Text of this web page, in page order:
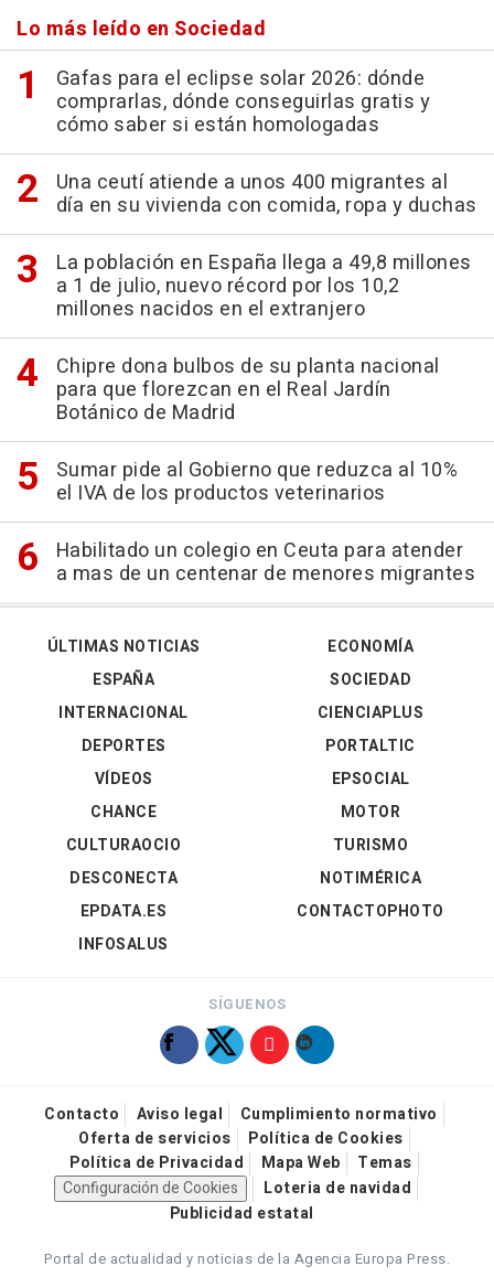
Lo más leído en Sociedad
Gafas para el eclipse solar 2026: dónde
comprarlas, dónde conseguirlas gratis y
cómo saber si están homologadas
Una ceutí atiende a unos 400 migrantes al
día en su vivienda con comida, ropa y duchas
La población en España llega a 49,8 millones
a 1 de julio, nuevo récord por los 10,2
millones nacidos en el extranjero
Chipre dona bulbos de su planta nacional
para que florezcan en el Real Jardín
Botánico de Madrid
Sumar pide al Gobierno que reduzca al 10%
el IVA de los productos veterinarios
Habilitado un colegio en Ceuta para atender
a mas de un centenar de menores migrantes
ÚLTIMAS NOTICIAS
ESPAÑA
INTERNACIONAL
DEPORTES
VÍDEOS
ECONOMÍA
SOCIEDAD
CIENCIAPLUS
PORTALTIC
EPSOCIAL
CHANCE
CULTURAOCIO
DESCONECTA
EPDATA.ES
INFOSALUS
MOTOR
TURISMO
NOTIMÉRICA
CONTACTOPHOTO
SÍGUENOS
Contacto Aviso legal
Cumplimiento normativo
Oferta de servicios
Política de Cookies
Política de Privacidad
Mapa Web
Temas
Configuración de Cookies
Loteria de navidad
Publicidad estatal
Portal de actualidad y noticias de la Agencia Europa Press.